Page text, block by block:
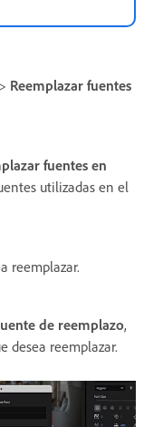
> Reemplazar fuentes
fuentes en
utilizadas en el
reemplazar.
de reemplazo,
desea reemplazar.